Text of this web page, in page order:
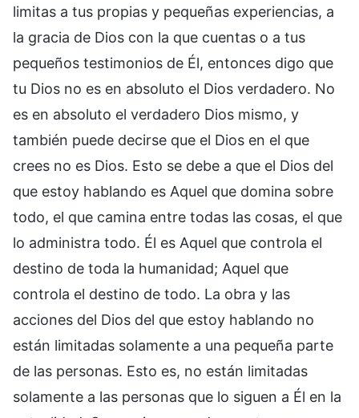
limitas a tus propias y pequeñas experiencias, a
la gracia de Dios con la que cuentas o a tus
pequeños testimonios de Él, entonces digo que
tu Dios no es en absoluto el Dios verdadero. No
es en absoluto el verdadero Dios mismo, y
también puede decirse que el Dios en el que
crees no es Dios. Esto se debe a que el Dios del
que estoy hablando es Aquel que domina sobre
todo, el que camina entre todas las cosas, el que
lo administra todo. Él es Aquel que controla el
destino de toda la humanidad; Aquel que
controla el destino de todo. La obra y las
acciones del Dios del que estoy hablando no
están limitadas solamente a una pequeña parte
de las personas. Esto es, no están limitadas
solamente a las personas que lo siguen a Él en la